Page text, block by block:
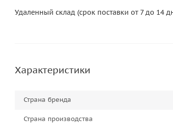
Удаленный склад (срок поставки от 7 до 14
Характеристики
Страна бренда
Страна производства